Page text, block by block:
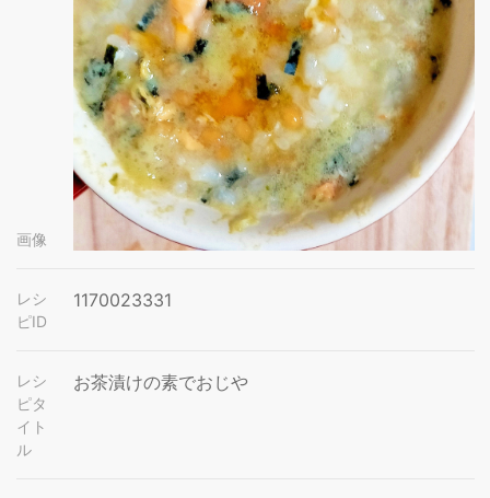
画像
レシ
ピID
1170023331
レシ
ピタ
イト
ル
お茶漬けの素でおじや